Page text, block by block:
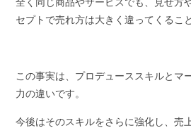
セプトで売れ方は大きく違ってくるこ
この事実は、プロデューススキルとマ
力の違いです。
今後はそのスキルをさらに強化し、売